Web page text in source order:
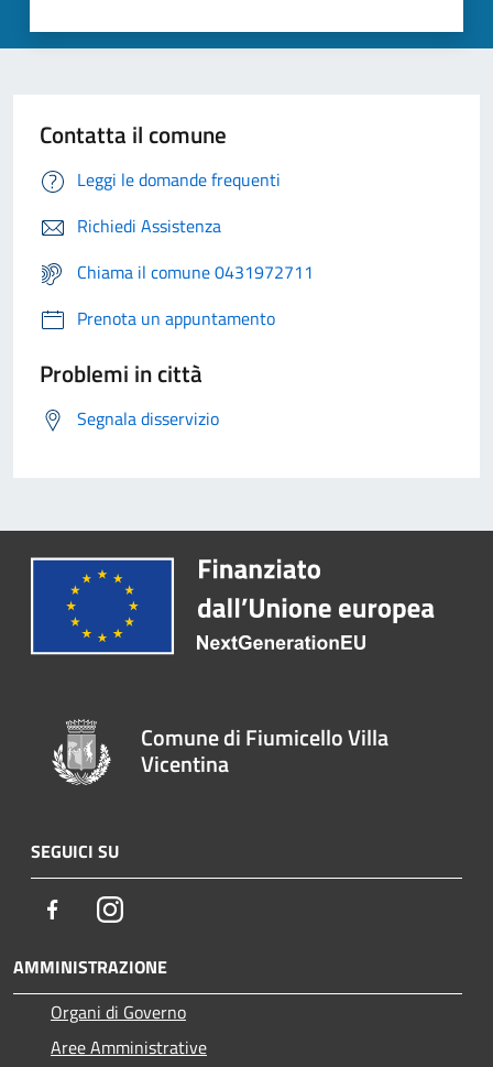
Contatta il comune
Leggi le domande frequenti
Richiedi Assistenza
Chiama il comune 0431972711
Prenota un appuntamento
Problemi in città
Segnala disservizio
Comune di Fiumicello Villa
Vicentina
SEGUICI SU
FacebookInstagram
AMMINISTRAZIONE
Organi di Governo
Aree Amministrative